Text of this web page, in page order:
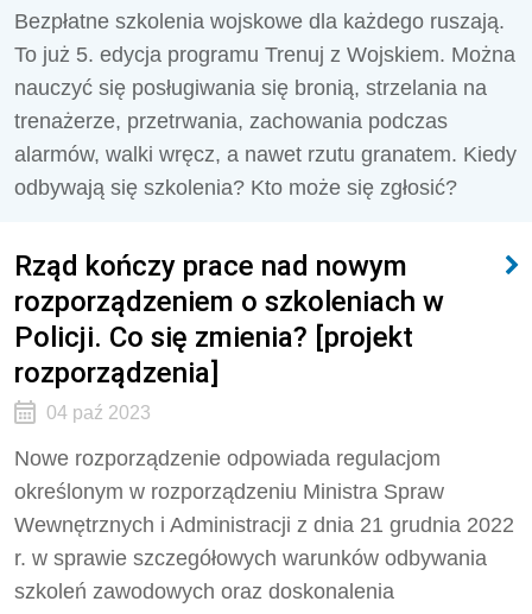
Bezpłatne szkolenia wojskowe dla każdego ruszają.
To już 5. edycja programu Trenuj z Wojskiem. Można
nauczyć się posługiwania się bronią, strzelania na
trenażerze, przetrwania, zachowania podczas
alarmów, walki wręcz, a nawet rzutu granatem. Kiedy
odbywają się szkolenia? Kto może się zgłosić?
Rząd kończy prace nad nowym
rozporządzeniem o szkoleniach w
Policji. Co się zmienia? [projekt
rozporządzenia]
04 paź 2023
Nowe rozporządzenie odpowiada regulacjom
określonym w rozporządzeniu Ministra Spraw
Wewnętrznych i Administracji z dnia 21 grudnia 2022
r. w sprawie szczegółowych warunków odbywania
szkoleń zawodowych oraz doskonalenia